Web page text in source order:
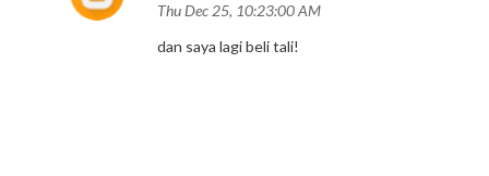
Thu Dec 25, 10:23:00 AM
dan saya lagi beli tali!